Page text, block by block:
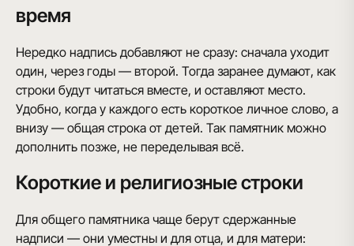
время
Нередко надпись добавляют не сразу: сначала уходит
один, через годы — второй. Тогда заранее думают, как
строки будут читаться вместе, и оставляют место.
Удобно, когда у каждого есть короткое личное слово, а
внизу — общая строка от детей. Так памятник можно
дополнить позже, не переделывая всё.
Короткие и религиозные строки
Для общего памятника чаще берут сдержанные
надписи — они уместны и для отца, и для матери: